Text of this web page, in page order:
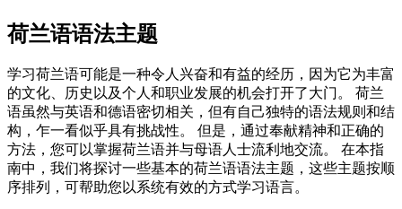
荷兰语语法主题
学习荷兰语可能是一种令人兴奋和有益的经历，因为它为丰富
的文化、历史以及个人和职业发展的机会打开了大门。 荷兰
语虽然与英语和德语密切相关，但有自己独特的语法规则和结
构，乍一看似乎具有挑战性。 但是，通过奉献精神和正确的
方法，您可以掌握荷兰语并与母语人士流利地交流。 在本指
南中，我们将探讨一些基本的荷兰语语法主题，这些主题按顺
序排列，可帮助您以系统有效的方式学习语言。